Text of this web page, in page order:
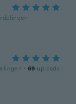
· 69 uploads